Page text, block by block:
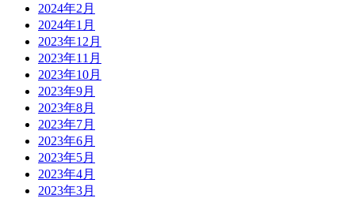
2024年2月
2024年1月
2023年12月
2023年11月
2023年10月
2023年9月
2023年8月
2023年7月
2023年6月
2023年5月
2023年4月
2023年3月